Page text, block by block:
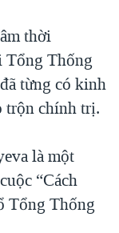
thời
Tổng Thống
từng có kinh
trộn chính trị.
là một
“Cách
Tổng Thống